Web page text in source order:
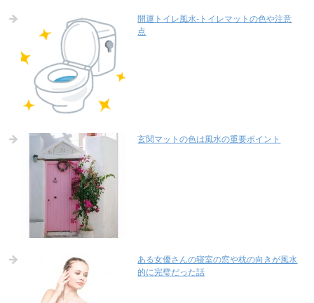
開運トイレ風水-トイレマットの色や注意
点
玄関マットの色は風水の重要ポイント
ある女優さんの寝室の窓や枕の向きが風水
的に完璧だった話